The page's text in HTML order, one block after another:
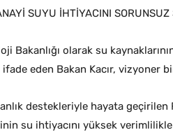
SUYU İHTİYACINI SORUNSUZ
Bakanlığı olarak su
eden Bakan Kacır, vizyoner
destekleriyle hayata
su ihtiyacını yüksek verimlilikle